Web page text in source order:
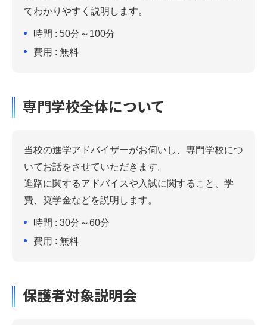
てわかりやすく説明します。
時間 : 50分～100分
費用 : 無料
専門学校全体について
当校の進学アドバイザーがお伺いし、専門学校につ
いてお話をさせていただきます。
進路に関するアドバイスや入試に関すること、学
費、奨学金などを説明します。
時間 : 30分～60分
費用 : 無料
保護者対象説明会